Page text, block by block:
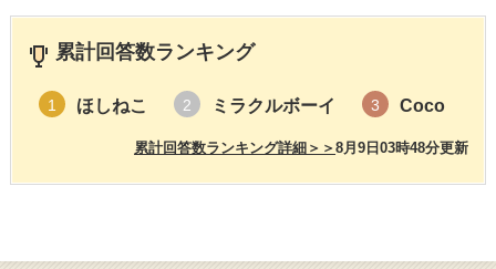
累計回答数ランキング
1 ほしねこ 2 ミラクルボーイ 3 Coco
8月9日03時48分更新
累計回答数ランキング詳細＞＞